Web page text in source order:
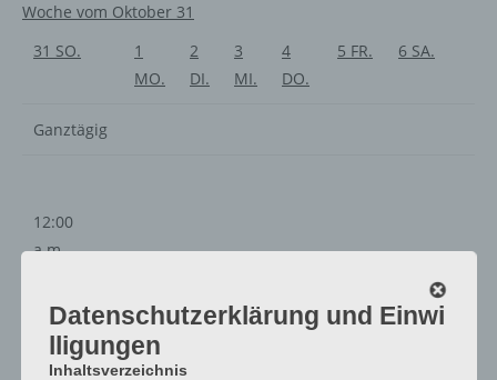
Woche vom Oktober 31
31 SO.
1
MO.
2
DI.
3
MI.
4
DO.
5 FR. 6 SA.
Ganztägig
12:00
a.m.
a.m.
2:00
a.m.
Datenschutzerklärung und Einwi
lligungen
Inhaltsverzeichnis